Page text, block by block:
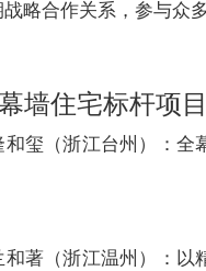
略合作关系，参与众
墙住宅标杆项目
玺（浙江台州）：
著（浙江温州）：